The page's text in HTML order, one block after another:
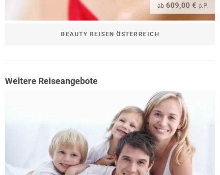
ab 609,00 € p.P.
BEAUTY REISEN ÖSTERREICH
Weitere Reiseangebote